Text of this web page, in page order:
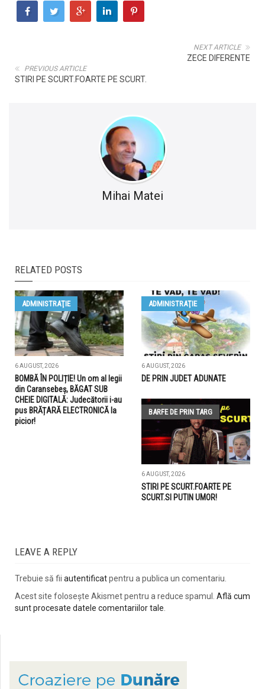
NEXT ARTICLE
ZECE DIFERENTE
PREVIOUS ARTICLE
STIRI PE SCURT.FOARTE PE SCURT.
Mihai Matei
RELATED POSTS
ADMINISTRAŢIE
6 AUGUST, 2026
BOMBĂ ÎN POLIȚIE! Un om al legii
din Caransebeș, BĂGAT SUB
CHEIE DIGITALĂ: Judecătorii i-au
pus BRĂȚARĂ ELECTRONICĂ la
picior!
ADMINISTRAŢIE
6 AUGUST, 2026
DE PRIN JUDET ADUNATE
BARFE DE PRIN TARG
6 AUGUST, 2026
STIRI PE SCURT.FOARTE PE
SCURT.SI PUTIN UMOR!
LEAVE A REPLY
Trebuie să fii autentificatpentru a publica un comentariu.
Acest site folosește Akismet pentru a reduce spamul. Află cum
sunt procesate datele comentariilor tale.